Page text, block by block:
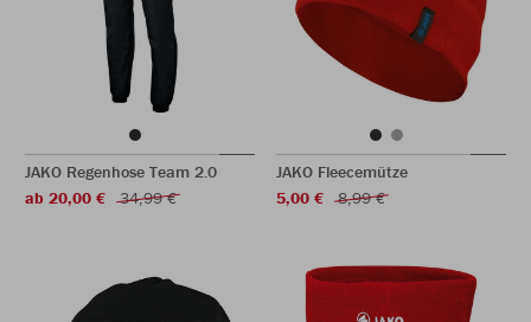
JAKO Regenhose Team 2.0
ab 20,00 €
34,99 €
JAKO Fleecemütze
5,00 €
8,99 €